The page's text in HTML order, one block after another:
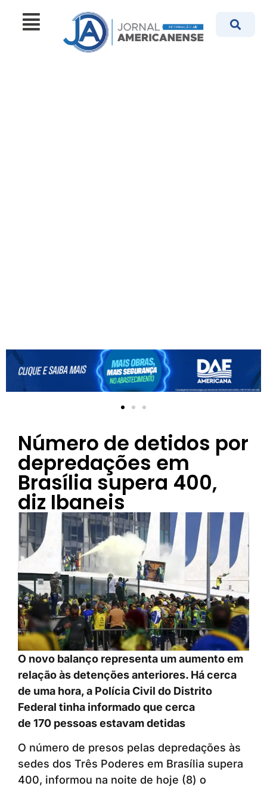
Número de detidos por
depredações em
Brasília supera 400,
diz Ibaneis
O novo balanço representa um aumento em
relação às detenções anteriores. Há cerca
de uma hora, a Polícia Civil do Distrito
Federal tinha informado que cerca
de 170 pessoas estavam detidas
O número de presos pelas depredações às
sedes dos Três Poderes em Brasília supera
400, informou na noite de hoje (8) o